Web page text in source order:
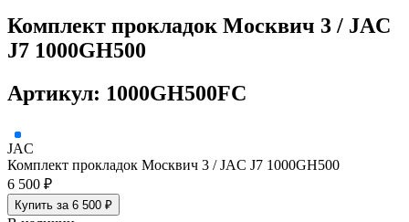
Комплект прокладок Москвич 3 / JAC
J7 1000GH500
Артикул: 1000GH500FC
JAC
Комплект прокладок Москвич 3 / JAC J7 1000GH500
6 500 ₽
Купить за 6 500 ₽